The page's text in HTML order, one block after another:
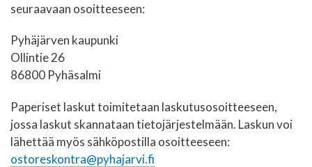
seuraavaan osoitteeseen:
Pyhäjärven kaupunki
Ollintie 26
86800 Pyhäsalmi
Paperiset laskut toimitetaan laskutusosoitteeseen,
jossa laskut skannataan tietojärjestelmään. Laskun voi
lähettää myös sähköpostilla osoitteeseen:
ostoreskontra@pyhajarvi.fi